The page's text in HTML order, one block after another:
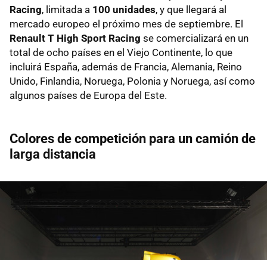
Racing, limitada a 100 unidades, y que llegará al
mercado europeo el próximo mes de septiembre. El
Renault T High Sport Racing se comercializará en un
total de ocho países en el Viejo Continente, lo que
incluirá España, además de Francia, Alemania, Reino
Unido, Finlandia, Noruega, Polonia y Noruega, así como
algunos países de Europa del Este.
Colores de competición para un camión de
larga distancia